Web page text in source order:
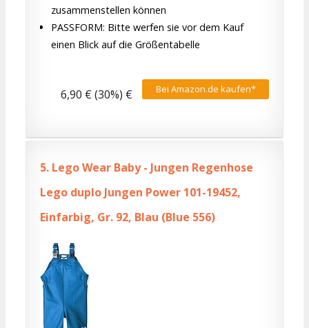
zusammenstellen können
PASSFORM: Bitte werfen sie vor dem Kauf
einen Blick auf die Größentabelle
Bei Amazon.de kaufen*
6,90 € (30%) €
5. Lego Wear Baby - Jungen Regenhose
Lego duplo Jungen Power 101-19452,
Einfarbig, Gr. 92, Blau (Blue 556)